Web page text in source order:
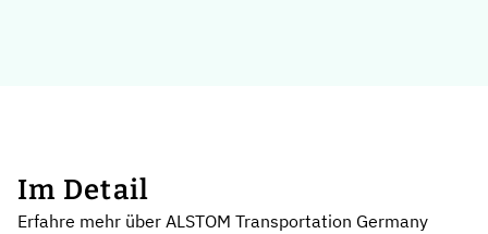
Im Detail
Erfahre mehr über ALSTOM Transportation Germany